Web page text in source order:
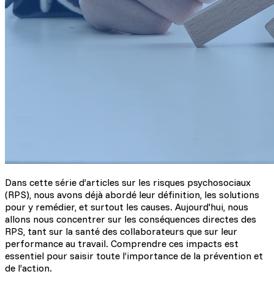
Dans cette série d’articles sur les risques psychosociaux
(RPS), nous avons déjà abordé leur définition, les solutions
pour y remédier, et surtout les causes. Aujourd'hui, nous
allons nous concentrer sur les conséquences directes des
RPS, tant sur la santé des collaborateurs que sur leur
performance au travail. Comprendre ces impacts est
essentiel pour saisir toute l’importance de la prévention et
de l’action.